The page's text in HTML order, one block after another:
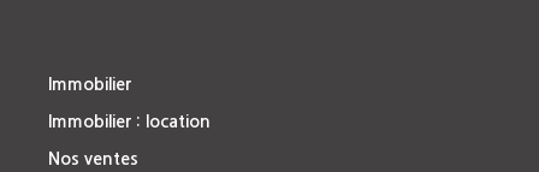
Immobilier
Immobilier : location
Nos ventes